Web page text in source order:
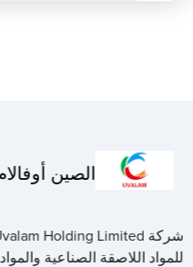
الصين
للمواد اللاصقة الصناعية